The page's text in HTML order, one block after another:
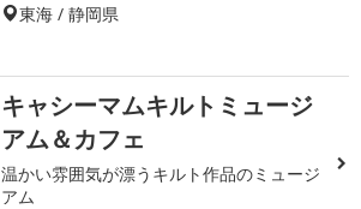
東海 / 静岡県
キャシーマムキルトミュージ
アム＆カフェ
温かい雰囲気が漂うキルト作品のミュージ
アム